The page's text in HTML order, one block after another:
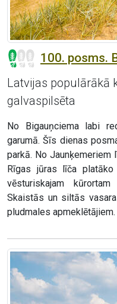
100. posms.
Latvijas populārākā
galvaspilsēta
No Bigauņciema labi
garumā. Šīs dienas
parkā. No
Rīgas jūras līča
vēsturiskajam
Skaistās un siltās
pludmales apmeklētājiem.